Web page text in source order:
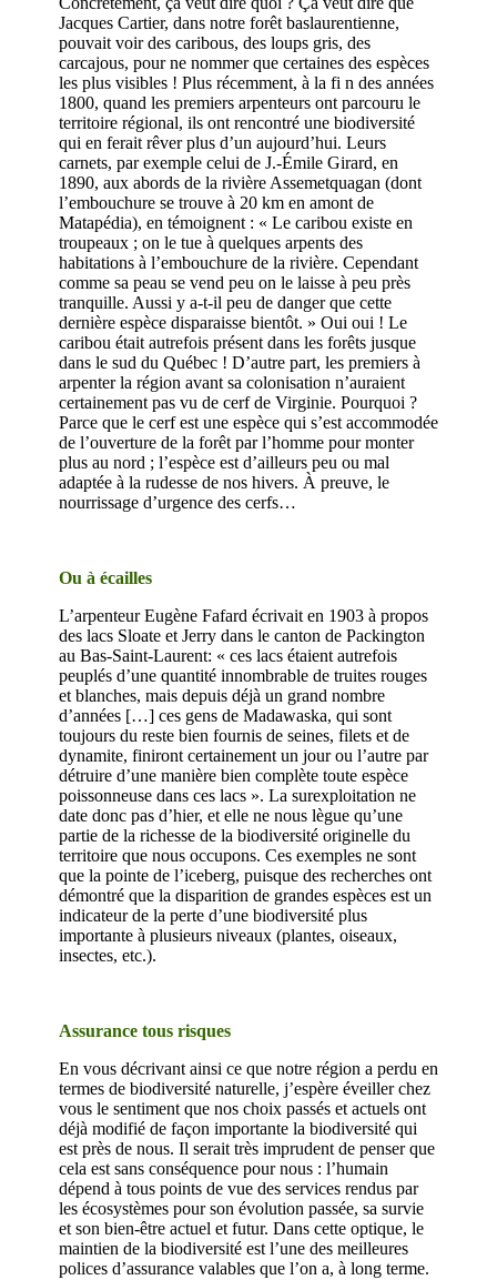
Jacques Cartier, dans notre forêt baslaurentienne,
pouvait voir des caribous, des loups gris, des
carcajous, pour ne nommer que certaines des espèces
les plus visibles ! Plus récemment, à la fi n des années
1800, quand les premiers arpenteurs ont parcouru le
territoire régional, ils ont rencontré une biodiversité
qui en ferait rêver plus d’un aujourd’hui. Leurs
carnets, par exemple celui de J.-Émile Girard, en
1890, aux abords de la rivière Assemetquagan (dont
l’embouchure se trouve à 20 km en amont de
Matapédia), en témoignent : « Le caribou existe en
troupeaux ; on le tue à quelques arpents des
habitations à l’embouchure de la rivière. Cependant
comme sa peau se vend peu on le laisse à peu près
tranquille. Aussi y a-t-il peu de danger que cette
dernière espèce disparaisse bientôt. » Oui oui ! Le
caribou était autrefois présent dans les forêts jusque
dans le sud du Québec ! D’autre part, les premiers à
arpenter la région avant sa colonisation n’auraient
certainement pas vu de cerf de Virginie. Pourquoi ?
Parce que le cerf est une espèce qui s’est accommodée
de l’ouverture de la forêt par l’homme pour monter
plus au nord ; l’espèce est d’ailleurs peu ou mal
adaptée à la rudesse de nos hivers. À preuve, le
nourrissage d’urgence des cerfs…
Ou à écailles
L’arpenteur Eugène Fafard écrivait en 1903 à propos
des lacs Sloate et Jerry dans le canton de Packington
au Bas-Saint-Laurent: « ces lacs étaient autrefois
peuplés d’une quantité innombrable de truites rouges
et blanches, mais depuis déjà un grand nombre
d’années […] ces gens de Madawaska, qui sont
toujours du reste bien fournis de seines, filets et de
dynamite, finiront certainement un jour ou l’autre par
détruire d’une manière bien complète toute espèce
poissonneuse dans ces lacs ». La surexploitation ne
date donc pas d’hier, et elle ne nous lègue qu’une
partie de la richesse de la biodiversité originelle du
territoire que nous occupons. Ces exemples ne sont
que la pointe de l’iceberg, puisque des recherches ont
démontré que la disparition de grandes espèces est un
indicateur de la perte d’une biodiversité plus
importante à plusieurs niveaux (plantes, oiseaux,
insectes, etc.).
Assurance tous risques
En vous décrivant ainsi ce que notre région a perdu en
termes de biodiversité naturelle, j’espère éveiller chez
vous le sentiment que nos choix passés et actuels ont
déjà modifié de façon importante la biodiversité qui
est près de nous. Il serait très imprudent de penser que
cela est sans conséquence pour nous : l’humain
dépend à tous points de vue des services rendus par
les écosystèmes pour son évolution passée, sa survie
et son bien-être actuel et futur. Dans cette optique, le
maintien de la biodiversité est l’une des meilleures
polices d’assurance valables que l’on a, à long terme.